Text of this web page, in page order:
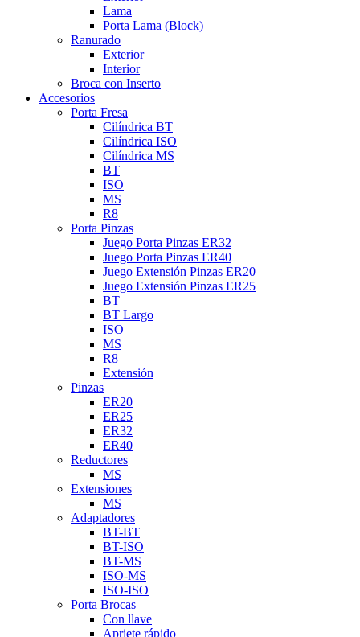
Lama
Porta Lama (Block)
Ranurado
Exterior
Interior
Broca con Inserto
Accesorios
Porta Fresa
Cilíndrica BT
Cilíndrica ISO
Cilíndrica MS
BT
ISO
MS
R8
Porta Pinzas
Juego Porta Pinzas ER32
Juego Porta Pinzas ER40
Juego Extensión Pinzas ER20
Juego Extensión Pinzas ER25
BT
BT Largo
ISO
MS
R8
Extensión
Pinzas
ER20
ER25
ER32
ER40
Reductores
MS
Extensiones
MS
Adaptadores
BT-BT
BT-ISO
BT-MS
ISO-MS
ISO-ISO
Porta Brocas
Con llave
Apriete rápido